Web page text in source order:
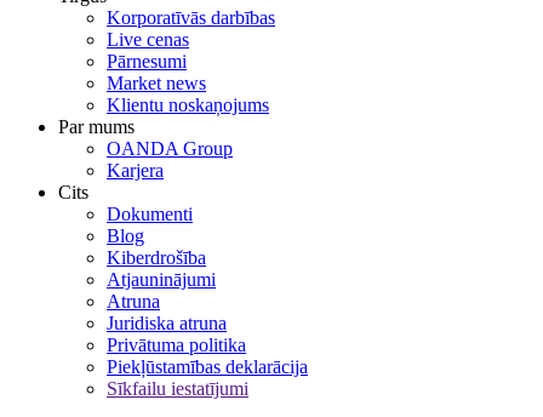
Korporatīvās darbības
Live cenas
Pārnesumi
Market news
Klientu noskaņojums
Par mums
OANDA Group
Karjera
Cits
Dokumenti
Blog
Kiberdrošība
Atjauninājumi
Atruna
Juridiska atruna
Privātuma politika
Piekļūstamības deklarācija
Sīkfailu iestatījumi